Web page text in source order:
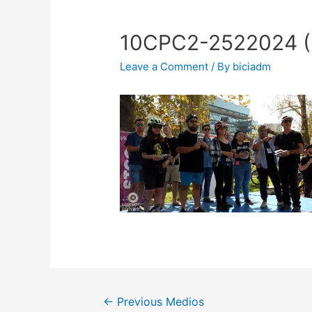
10CPC2-2522024
Leave a Comment / By biciadm
← Previous Medios